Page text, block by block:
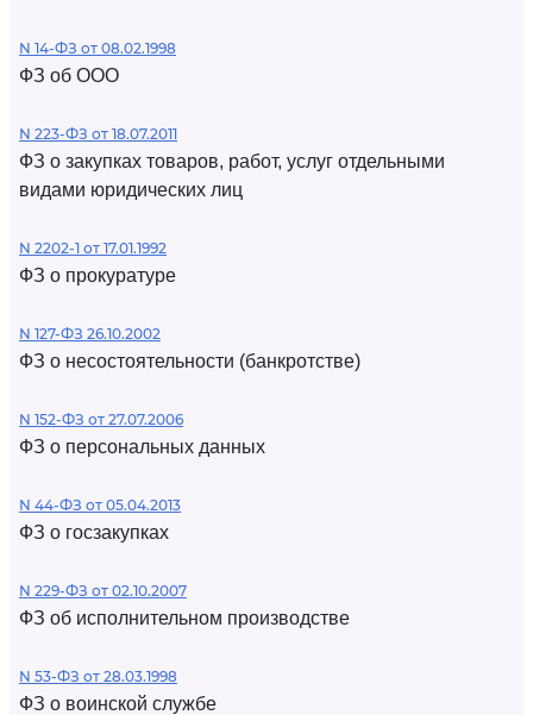
N 14-ФЗ от 08.02.1998
ФЗ об ООО
N 223-ФЗ от 18.07.2011
ФЗ о закупках товаров, работ, услуг отдельными
видами юридических лиц
N 2202-1 от 17.01.1992
ФЗ о прокуратуре
N 127-ФЗ 26.10.2002
ФЗ о несостоятельности (банкротстве)
N 152-ФЗ от 27.07.2006
ФЗ о персональных данных
N 44-ФЗ от 05.04.2013
ФЗ о госзакупках
N 229-ФЗ от 02.10.2007
ФЗ об исполнительном производстве
N 53-ФЗ от 28.03.1998
ФЗ о воинской службе